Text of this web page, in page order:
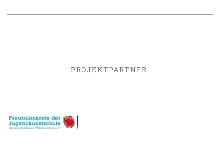
PROJEKTPARTNER: